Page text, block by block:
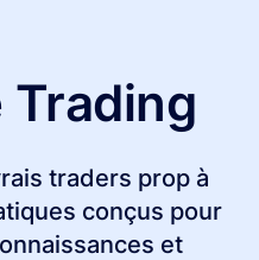
Trading
traders prop à
conçus pour
et